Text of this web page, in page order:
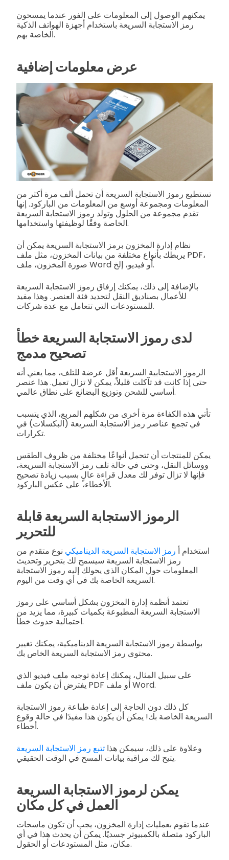
يمكنهم الوصول إلى المعلومات على الفور عندما يمسحون
رمز الاستجابة السريعة باستخدام أجهزة الهواتف الذكية
الخاصة بهم.
عرض معلومات إضافية
تستطيع رموز الاستجابة السريعة أن تحمل ألف مرة أكثر من
المعلومات ومجموعة أوسع من المعلومات من الباركود. إنها
تقدم مجموعة من الحلول وتولد رموز الاستجابة السريعة
الخاصة وفقًا لوظيفتها واستخدامها.
نظام إدارة المخزون برمز الاستجابة السريعة يمكن أن
يربطك بأنواع مختلفة من بيانات المخزون، مثل ملف PDF،
صورة المخزون، ملف Word أو فيديو، إلخ.
بالإضافة إلى ذلك، يمكنك إرفاق رموز الاستجابة السريعة
للأعمال بصناديق النقل لتحديد فئة العنصر. وهذا مفيد
للمستودعات التي تتعامل مع عدة شركات.
لدى رموز الاستجابة السريعة خطأ
تصحيح مدمج
الرموز الاستجابية السريعة أقل عرضة للتلف، مما يعني أنه
حتى إذا كانت قد تآكلت قليلاً، يمكن لا تزال تعمل. هذا عنصر
أساسي للشحن وتوزيع البضائع على نطاق عالمي.
تأتي هذه الكفاءة مرة أخرى من شكلهم المربع، الذي يتسبب
في تجمع عناصر رمز الاستجابة السريعة (البكسلات) في
تكرارات.
يمكن للمنتجات أن تتحمل أنواعًا مختلفة من ظروف الطقس
ووسائل النقل، وحتى في حالة تلف رمز الاستجابة السريعة،
فإنها لا تزال توفر لك معدل قراءة عالٍ بسبب زيادة تصحيح
الأخطاء، على عكس الباركود.
الرموز الاستجابة السريعة قابلة
للتحرير
استخدام أ رمز الاستجابة السريعة الديناميكي نوع متقدم من
رمز الاستجابة السريعة سيسمح لك بتحرير وتحديث
المعلومات حول المكان الذي يحولك إليه رموز الاستجابة
السريعة الخاصة بك في أي وقت من اليوم.
تعتمد أنظمة إدارة المخزون بشكل أساسي على رموز
الاستجابة السريعة المطبوعة بكميات كبيرة، مما يزيد من
احتمالية حدوث خطأ.
بواسطة رموز الاستجابة السريعة الديناميكية، يمكنك تغيير
محتوى رمز الاستجابة السريعة الخاص بك.
على سبيل المثال، يمكنك إعادة توجيه ملف فيديو الذي
يفترض أن يكون ملف PDF أو ملف Word.
كل ذلك دون الحاجة إلى إعادة طباعة رموز الاستجابة
السريعة الخاصة بك! يمكن أن يكون هذا مفيدًا في حالة وقوع
أخطاء.
وعلاوة على ذلك، سيمكن هذا تتبع رمز الاستجابة السريعة
يتيح لك مراقبة بيانات المسح في الوقت الحقيقي.
يمكن لرموز الاستجابة السريعة
العمل في كل مكان
عندما تقوم بعمليات إدارة المخزون، يجب أن تكون ماسحات
الباركود متصلة بالكمبيوتر جسديًا. يمكن أن يحدث هذا في أي
مكان، مثل المستودعات أو الحقول.